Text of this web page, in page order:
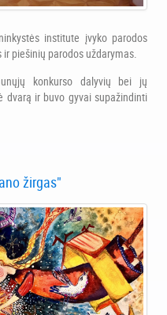
institute įvyko parodos
piešinių parodos uždarymas.
konkurso dalyvių bei jų
dvarą ir buvo gyvai supažindinti
žirgas"